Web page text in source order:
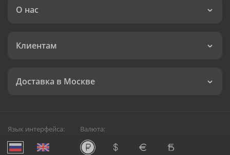
О нас
Клиентам
Доставка в Москве
Язык интерфейса: Валюта: